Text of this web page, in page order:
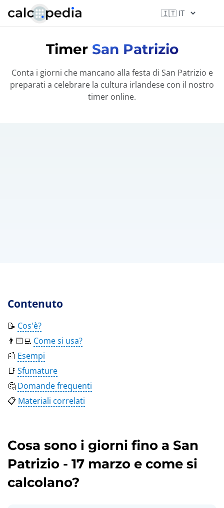
Timer San Patrizio
Conta i giorni che mancano alla festa di San Patrizio e
preparati a celebrare la cultura irlandese con il nostro
timer online.
Contenuto
📝 Cos'è?
👨🏻‍💻 Come si usa?
📰 Esempi
📑 Sfumature
🤔 Domande frequenti
📋 Materiali correlati
Cosa sono i giorni fino a San
Patrizio - 17 marzo e come si
calcolano?